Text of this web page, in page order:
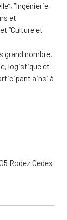
“Ingénierie
et
“Culture et
grand nombre,
logistique et
ainsi à
Rodez Cedex